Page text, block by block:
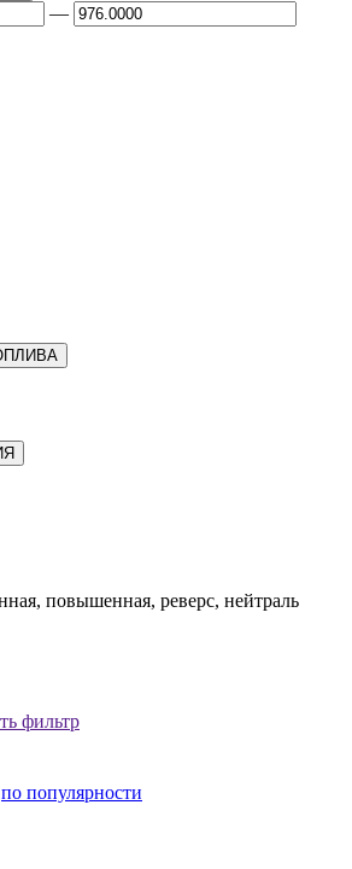
—
повышенная, реверс, нейтраль
фильтр
по популярности